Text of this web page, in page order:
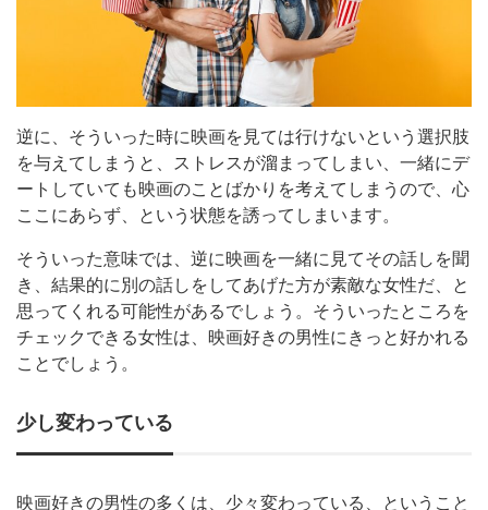
逆に、そういった時に映画を見ては行けないという選択肢
を与えてしまうと、ストレスが溜まってしまい、一緒にデ
ートしていても映画のことばかりを考えてしまうので、心
ここにあらず、という状態を誘ってしまいます。
そういった意味では、逆に映画を一緒に見てその話しを聞
き、結果的に別の話しをしてあげた方が素敵な女性だ、と
思ってくれる可能性があるでしょう。そういったところを
チェックできる女性は、映画好きの男性にきっと好かれる
ことでしょう。
少し変わっている
映画好きの男性の多くは、少々変わっている、ということ